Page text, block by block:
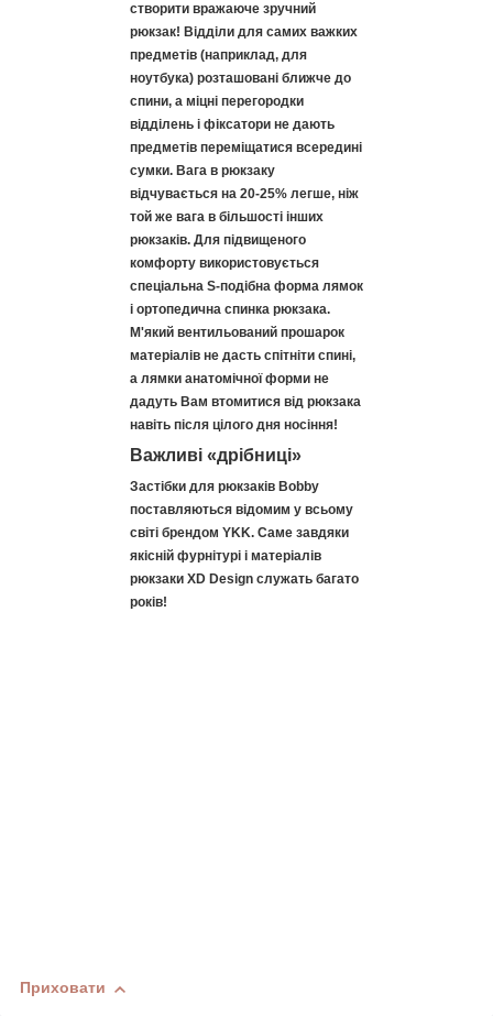
створити вражаюче зручний
рюкзак! Відділи для самих важких
предметів (наприклад, для
ноутбука) розташовані ближче до
спини, а міцні перегородки
відділень і фіксатори не дають
предметів переміщатися всередині
сумки. Вага в рюкзаку
відчувається на 20-25% легше, ніж
той же вага в більшості інших
рюкзаків. Для підвищеного
комфорту використовується
спеціальна S-подібна форма лямок
і ортопедична спинка рюкзака.
М'який вентильований прошарок
матеріалів не дасть спітніти спині,
а лямки анатомічної форми не
дадуть Вам втомитися від рюкзака
навіть після цілого дня носіння!
Важливі «дрібниці»
Застібки для рюкзаків Bobby
поставляються відомим у всьому
світі брендом YKK. Саме завдяки
якісній фурнітурі і матеріалів
рюкзаки XD Design служать багато
років!
Приховати